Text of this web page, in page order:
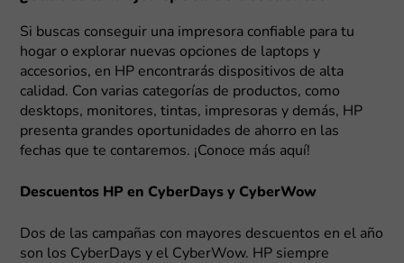
Si buscas conseguir una impresora confiable para tu
hogar o explorar nuevas opciones de laptops y
accesorios, en HP encontrarás dispositivos de alta
calidad. Con varias categorías de productos, como
desktops, monitores, tintas, impresoras y demás, HP
presenta grandes oportunidades de ahorro en las
fechas que te contaremos. ¡Conoce más aquí!
Descuentos HP en CyberDays y CyberWow
Dos de las campañas con mayores descuentos en el año
son los CyberDays y el CyberWow. HP siempre